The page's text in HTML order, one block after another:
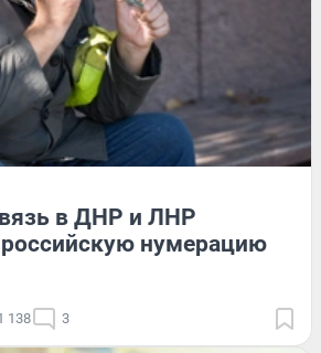
в ДНР и ЛНР
российскую нумерацию
138 3